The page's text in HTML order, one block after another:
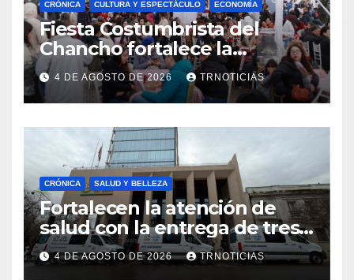
CRÓNICA CULTURA Y ESPECTÁCULO ECONOMÍA
Fiesta Costumbrista del
Chancho fortalece la
economía local con positivo
impacto en la hotelería y el
emprendimiento
4 DE AGOSTO DE 2026 TRNOTICIAS
CRÓNICA SALUD Y BELLEZA
Fortalecen la atención de
salud con la entrega de tres
nuevas ambulancias para
Cauquenes y Sagrada Familia
4 DE AGOSTO DE 2026 TRNOTICIAS